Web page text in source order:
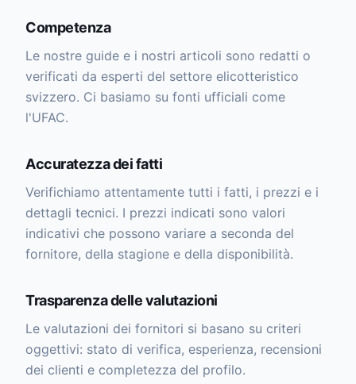
Competenza
Le nostre guide e i nostri articoli sono redatti o
verificati da esperti del settore elicotteristico
svizzero. Ci basiamo su fonti ufficiali come
l'UFAC.
Accuratezza dei fatti
Verifichiamo attentamente tutti i fatti, i prezzi e i
dettagli tecnici. I prezzi indicati sono valori
indicativi che possono variare a seconda del
fornitore, della stagione e della disponibilità.
Trasparenza delle valutazioni
Le valutazioni dei fornitori si basano su criteri
oggettivi: stato di verifica, esperienza, recensioni
dei clienti e completezza del profilo.